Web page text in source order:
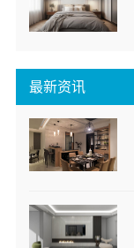
最新资讯